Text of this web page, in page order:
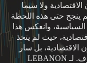
ولا سيما
ينجح حتى هذه اللحظة
وانعكس هذا
حيث لم يتخذ
بل سار
والاقتصاد في التيار السياسي الجارف. لـ LEBANON